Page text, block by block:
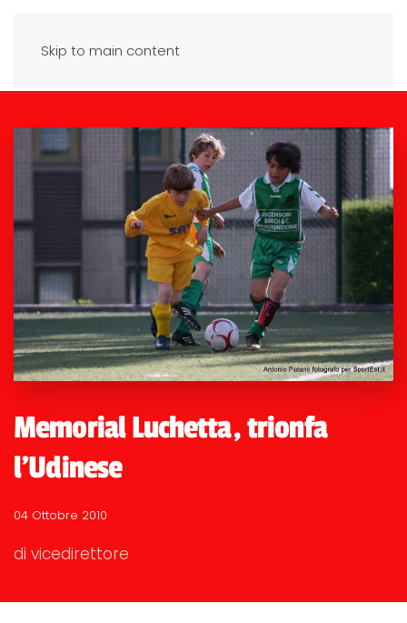
Skip to main content
Memorial Luchetta, trionfa
l'Udinese
04 Ottobre 2010
di vicedirettore